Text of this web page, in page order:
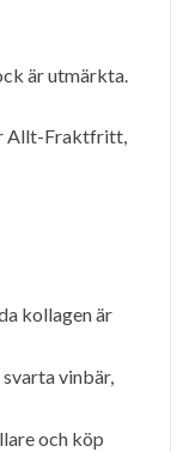
är utmärkta.
Allt-Fraktfritt,
kollagen är
vinbär,
och köp